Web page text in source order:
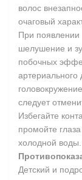
волос
очаговый
При появлении
шелушение и
побочных
артериального
следует
Избегайте
промойте
холодной воды.
Детский и